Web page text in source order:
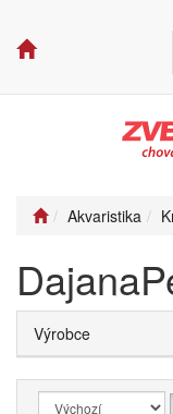
Akvaristika
Výrobce